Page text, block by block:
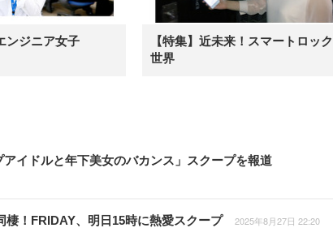
ンジニア女子
【特集】近未来！スマートロッ
世界
イドルと年下美女のバカンス」スクープを報道
！FRIDAY、明日15時に熱愛スクープ 2025年8月27日 22:20